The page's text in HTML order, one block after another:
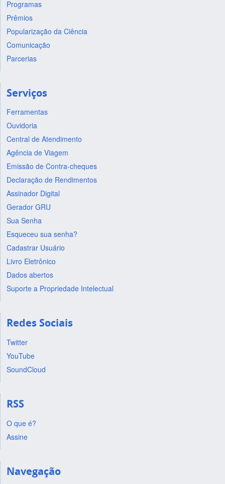
Programas
Prêmios
Popularização da Ciência
Comunicação
Parcerias
Serviços
Ferramentas
Ouvidoria
Central de Atendimento
Agência de Viagem
Emissão de Contra-cheques
Declaração de Rendimentos
Assinador Digital
Gerador GRU
Sua Senha
Esqueceu sua senha?
Cadastrar Usuário
Livro Eletrônico
Dados abertos
Suporte a Propriedade Intelectual
Redes Sociais
Twitter
YouTube
SoundCloud
RSS
O que é?
Assine
Navegação